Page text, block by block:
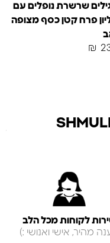
שרשרת נופלים עם
פרח קטן כסף מצופה
₪
לקוחות מכל הלב
מהיר, אישי ואנושי :)